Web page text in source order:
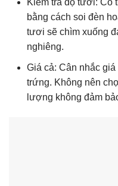
Kiểm tra độ tươi: Có
bằng cách soi đèn
tươi sẽ chìm xuống
nghiêng.
Giá cả: Cân nhắc
trứng. Không nên
lượng không đảm